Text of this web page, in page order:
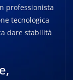
professionista
tecnologica
dare stabilità